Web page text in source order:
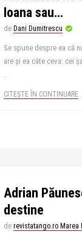
Ioana sau…
de Dani Dumitrescu
Se spune despre ea că
are şi ea câte ceva: cei
..
CITEȘTE ÎN CONTINUARE
Adrian
destine
de revistatango.ro Marea